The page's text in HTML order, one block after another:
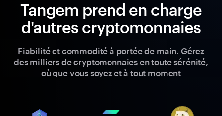
Tangem prend en charge
d'autres cryptomonnaies
Fiabilité et commodité à portée de main. Gérez
des milliers de cryptomonnaies en toute sérénité,
où que vous soyez et à tout moment